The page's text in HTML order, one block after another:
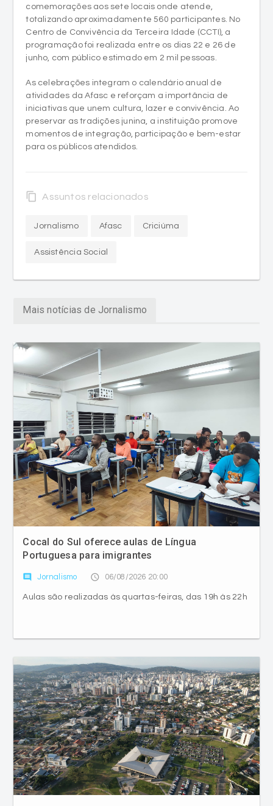
comemorações aos sete locais onde atende,
totalizando aproximadamente 560 participantes. No
Centro de Convivência da Terceira Idade (CCTI), a
programação foi realizada entre os dias 22 e 26 de
junho, com público estimado em 2 mil pessoas.
As celebrações integram o calendário anual de
atividades da Afasc e reforçam a importância de
iniciativas que unem cultura, lazer e convivência. Ao
preservar as tradições junina, a instituição promove
momentos de integração, participação e bem-estar
para os públicos atendidos.
content_copy Assuntos relacionados
Jornalismo Afasc Criciúma
Assistência Social
Mais notícias de Jornalismo
Cocal do Sul oferece aulas de Língua
Portuguesa para imigrantes
comment Jornalismo access_time 06/08/2026 20:00
Aulas são realizadas às quartas-feiras, das 19h às 22h